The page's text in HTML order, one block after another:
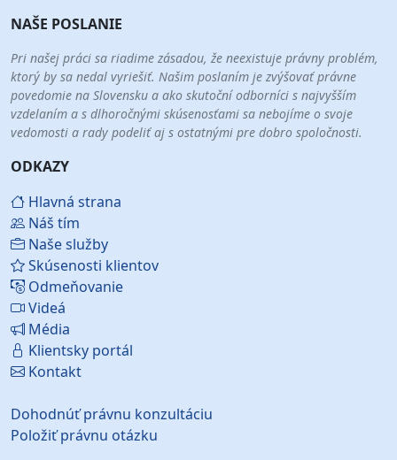
NAŠE POSLANIE
Pri našej práci sa riadime zásadou, že neexistuje právny problém,
ktorý by sa nedal vyriešiť. Našim poslaním je zvýšovať právne
povedomie na Slovensku a ako skutoční odborníci s najvyšším
vzdelaním a s dlhoročnými skúsenosťami sa nebojíme o svoje
vedomosti a rady podeliť aj s ostatnými pre dobro spoločnosti.
ODKAZY
Hlavná strana
Náš tím
Naše služby
Skúsenosti klientov
Odmeňovanie
Videá
Média
Klientsky portál
Kontakt
Dohodnúť právnu konzultáciu
Položiť právnu otázku